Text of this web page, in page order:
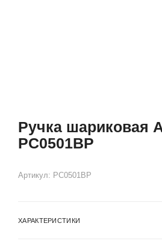
Ручка шариковая
PC0501BP
Артикул: PC0501BP
ХАРАКТЕРИСТИКИ